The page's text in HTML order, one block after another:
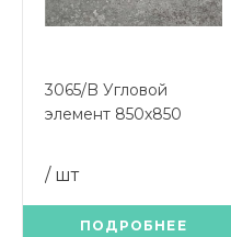
3065/B Угловой
элемент 850х850
/ шт
ПОДРОБНЕЕ